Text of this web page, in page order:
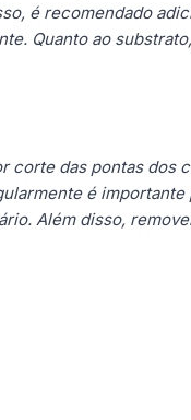
é recomendado
Quanto ao
corte das pontas dos
é importante
Além disso,